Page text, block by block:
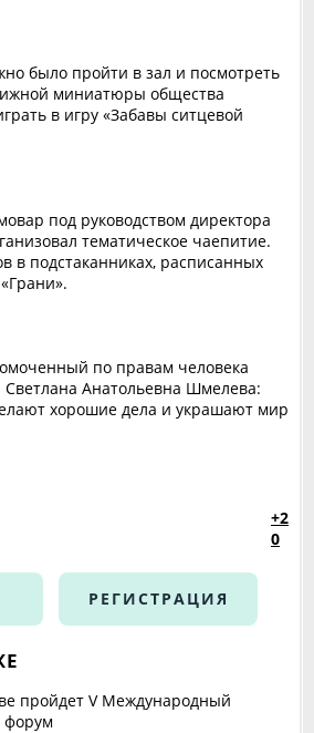
было пройти в зал и посмотреть
миниатюры общества
в игру «Забавы ситцевой
под руководством директора
тематическое чаепитие.
в подстаканниках, расписанных
по правам человека
Светлана Анатольевна Шмелева:
хорошие дела и украшают мир
+2
0
РЕГИСТРАЦИЯ
пройдет V Международный
форум